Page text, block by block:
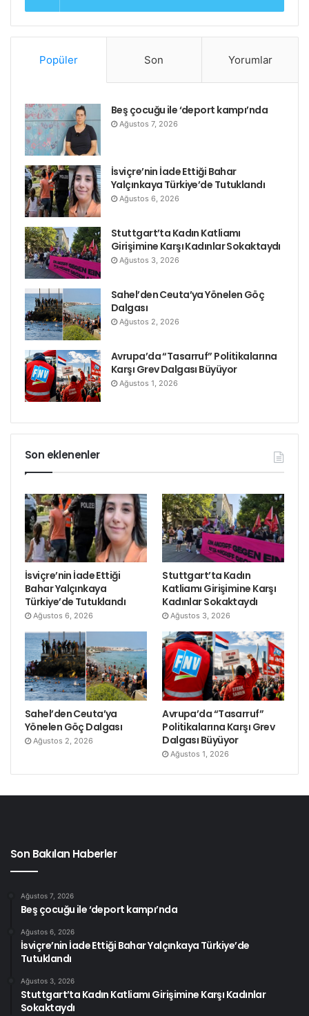
Popüler Son Yorumlar
Beş çocuğu ile ‘deport kampı’nda
Ağustos 7, 2026
İsviçre’nin İade Ettiği Bahar
Yalçınkaya Türkiye’de Tutuklandı
Ağustos 6, 2026
Stuttgart’ta Kadın Katliamı
Girişimine Karşı Kadınlar Sokaktaydı
Ağustos 3, 2026
Sahel’den Ceuta’ya Yönelen Göç
Dalgası
Ağustos 2, 2026
Avrupa’da “Tasarruf” Politikalarına
Karşı Grev Dalgası Büyüyor
Ağustos 1, 2026
Son eklenenler
İsviçre’nin İade Ettiği
Bahar Yalçınkaya
Türkiye’de Tutuklandı
Ağustos 6, 2026
Stuttgart’ta Kadın
Katliamı Girişimine Karşı
Kadınlar Sokaktaydı
Ağustos 3, 2026
Sahel’den Ceuta’ya
Yönelen Göç Dalgası
Ağustos 2, 2026
Avrupa’da “Tasarruf”
Politikalarına Karşı Grev
Dalgası Büyüyor
Ağustos 1, 2026
Son Bakılan Haberler
Ağustos 7, 2026
Beş çocuğu ile ‘deport kampı’nda
Ağustos 6, 2026
İsviçre’nin İade Ettiği Bahar Yalçınkaya Türkiye’de
Tutuklandı
Ağustos 3, 2026
Stuttgart’ta Kadın Katliamı Girişimine Karşı Kadınlar
Sokaktaydı